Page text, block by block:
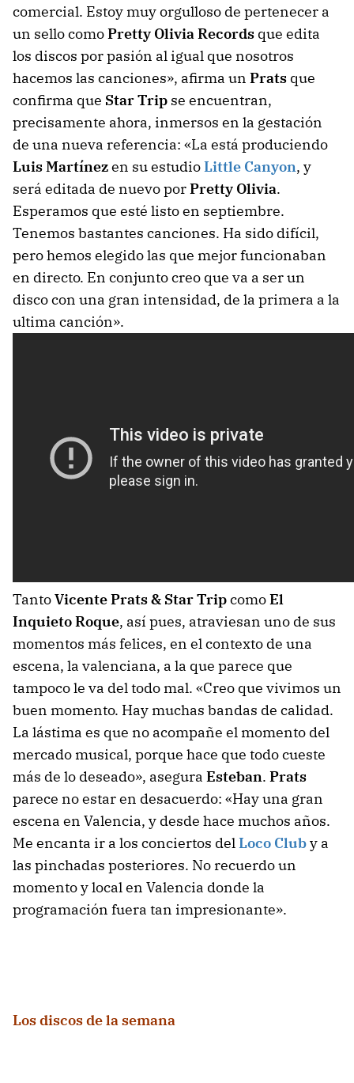
comercial. Estoy muy orgulloso de pertenecer a
un sello comoPretty Olivia Records que edita
los discos por pasión al igual que nosotros
hacemos las canciones», afirma un Prats que
confirma que Star Trip se encuentran,
precisamente ahora, inmersos en la gestación
de una nueva referencia: «La está produciendo
Luis Martínezen su estudioLittle Canyon, y
será editada de nuevo porPretty Olivia.
Esperamos que esté listo en septiembre.
Tenemos bastantes canciones. Ha sido difícil,
pero hemos elegido las que mejor funcionaban
en directo. En conjunto creo que va a ser un
disco con una gran intensidad, de la primera a la
ultima canción».
TantoVicente Prats & Star TripcomoEl
Inquieto Roque, así pues, atraviesan uno de sus
momentos más felices, en el contexto de una
escena, la valenciana, a la que parece que
tampoco le va del todo mal. «Creo que vivimos un
buen momento. Hay muchas bandas de calidad.
La lástima es que no acompañe el momento del
mercado musical, porque hace que todo cueste
más de lo deseado», asegura Esteban. Prats
parece no estar en desacuerdo: «Hay una gran
escena en Valencia, y desde hace muchos años.
Me encanta ir a los conciertos delLoco Cluby a
las pinchadas posteriores. No recuerdo un
momento y local en Valencia donde la
programación fuera tan impresionante».
Los discos de la semana